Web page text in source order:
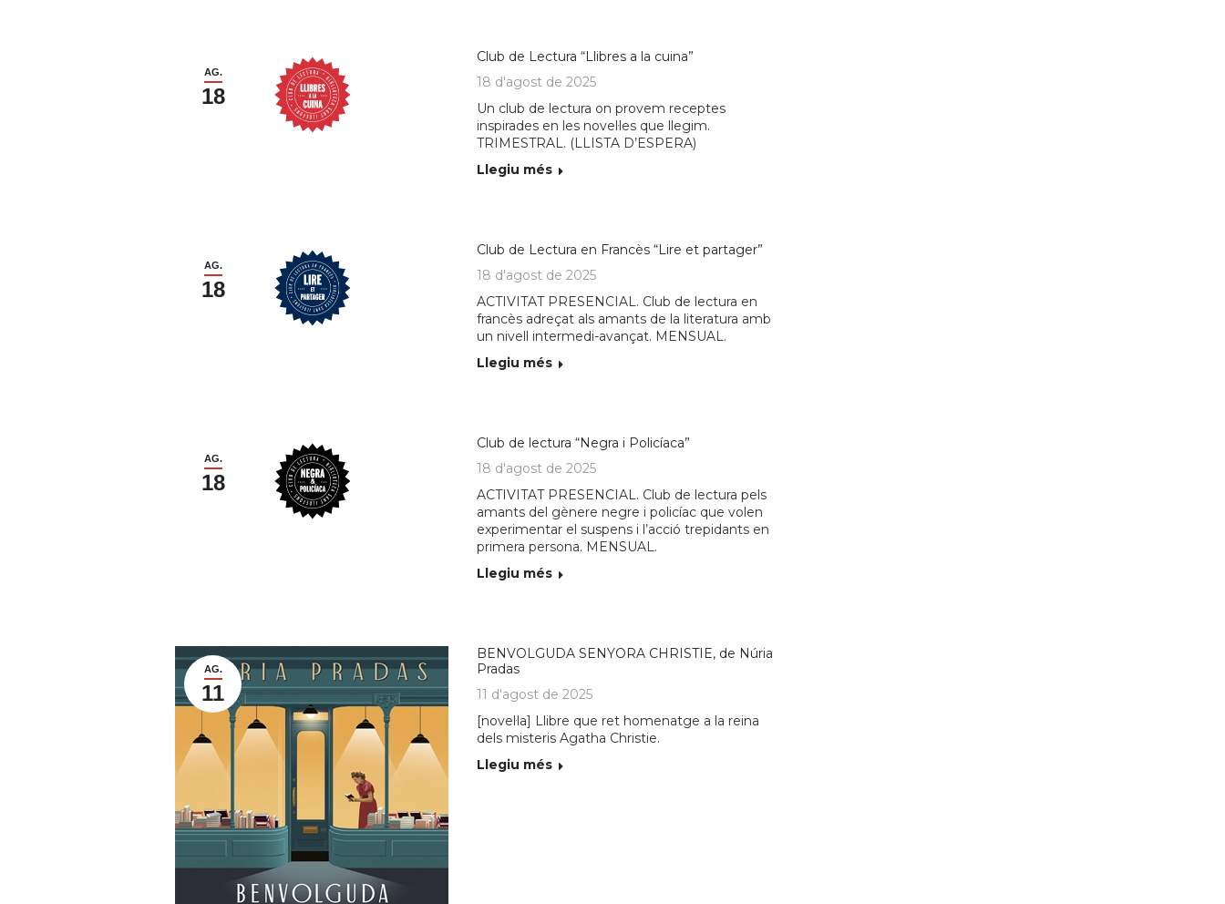
AG.
18
Club de Lectura “Llibres a la cuina”
18 d'agost de 2025
Un club de lectura on provem receptes
inspirades en les novel·les que llegim.
TRIMESTRAL. (LLISTA D’ESPERA)
Llegiu més
AG.
18
Club de Lectura en Francès “Lire et partager”
18 d'agost de 2025
ACTIVITAT PRESENCIAL. Club de lectura en
francès adreçat als amants de la literatura amb
un nivell intermedi-avançat. MENSUAL.
Llegiu més
AG.
18
Club de lectura “Negra i Policíaca”
18 d'agost de 2025
ACTIVITAT PRESENCIAL. Club de lectura pels
amants del gènere negre i policíac que volen
experimentar el suspens i l’acció trepidants en
primera persona. MENSUAL.
Llegiu més
AG.
11
BENVOLGUDA SENYORA CHRISTIE, de Núria
Pradas
11 d'agost de 2025
[novel·la] Llibre que ret homenatge a la reina
dels misteris Agatha Christie.
Llegiu més